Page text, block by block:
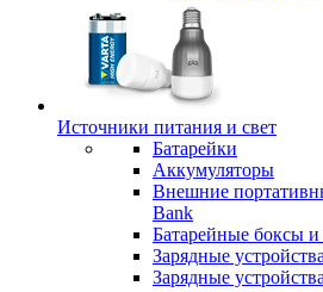
Источники питания и свет
Батарейки
Аккумуляторы
Внешние
Bank
Батарейные боксы и
Зарядные
Зарядные